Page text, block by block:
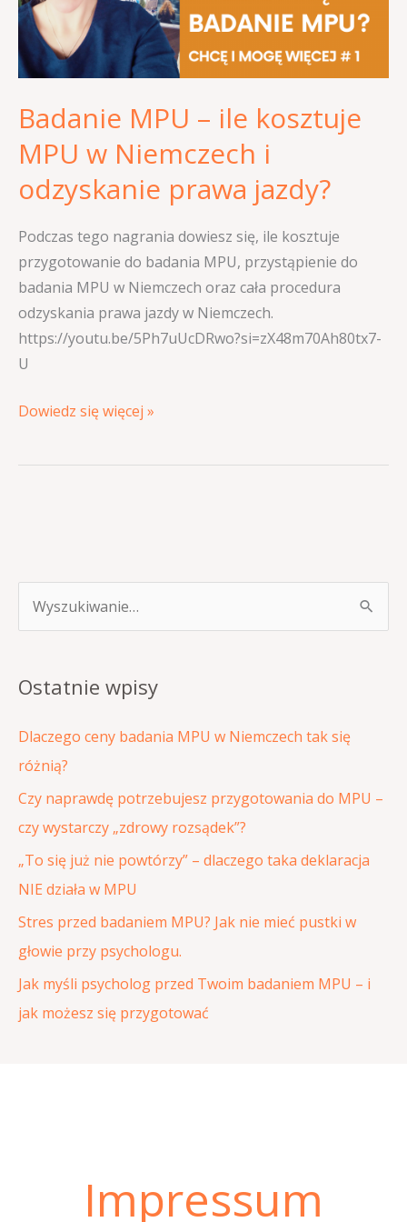
Badanie MPU – ile kosztuje
MPU w Niemczech i
odzyskanie prawa jazdy?
Podczas tego nagrania dowiesz się, ile kosztuje
przygotowanie do badania MPU, przystąpienie do
badania MPU w Niemczech oraz cała procedura
odzyskania prawa jazdy w Niemczech.
https://youtu.be/5Ph7uUcDRwo?si=zX48m70Ah80tx7-
U
MPU
Niemczech
i
odzyskanie
jazdy?
Dowiedz się więcej »
k
a
:
Ostatnie wpisy
Dlaczego ceny badania MPU w Niemczech tak się
różnią?
Czy naprawdę potrzebujesz przygotowania do MPU –
czy wystarczy „zdrowy rozsądek”?
„To się już nie powtórzy” – dlaczego taka deklaracja
NIE działa w MPU
Stres przed badaniem MPU? Jak nie mieć pustki w
głowie przy psychologu.
Jak myśli psycholog przed Twoim badaniem MPU – i
jak możesz się przygotować
Impressum